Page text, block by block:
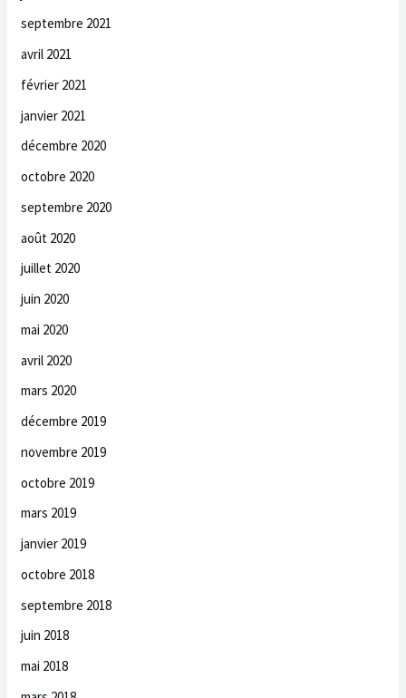
septembre 2021
avril 2021
février 2021
janvier 2021
décembre 2020
octobre 2020
septembre 2020
août 2020
juillet 2020
juin 2020
mai 2020
avril 2020
mars 2020
décembre 2019
novembre 2019
octobre 2019
mars 2019
janvier 2019
octobre 2018
septembre 2018
juin 2018
mai 2018